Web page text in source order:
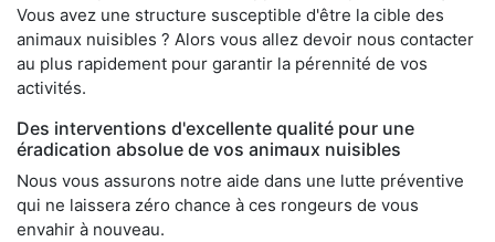
Vous avez une structure susceptible d'être la cible des
animaux nuisibles ? Alors vous allez devoir nous contacter
au plus rapidement pour garantir la pérennité de vos
activités.
Des interventions d'excellente qualité pour une
éradication absolue de vos animaux nuisibles
Nous vous assurons notre aide dans une lutte préventive
qui ne laissera zéro chance à ces rongeurs de vous
envahir à nouveau.